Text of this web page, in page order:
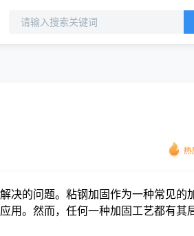
决的问题。粘钢加固作为一种常见的
用。然而，任何一种加固工艺都有其